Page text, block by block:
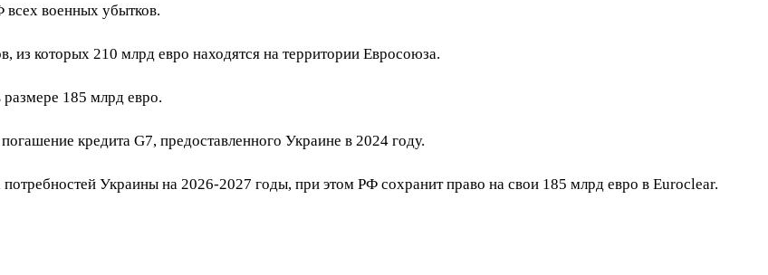
всех военных убытков.
которых 210 млрд евро находятся на территории Евросоюза.
185 млрд евро.
кредита G7, предоставленного Украине в 2024 году.
Украины на 2026-2027 годы, при этом РФ сохранит право на свои 185 млрд евро в Euroclear.